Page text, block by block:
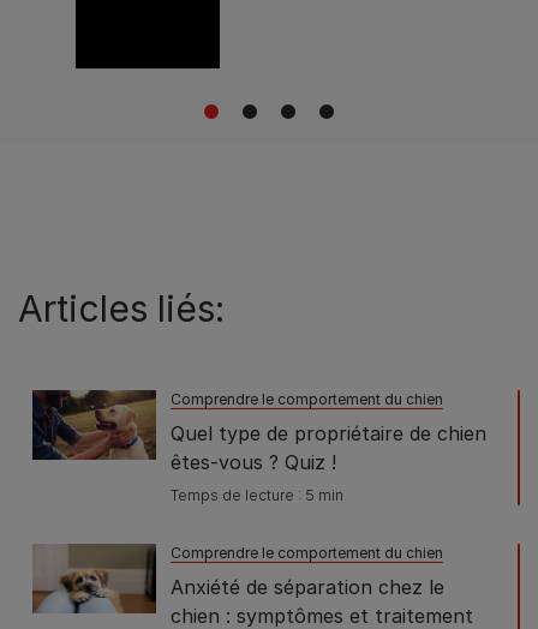
1 2 3 4
Articles liés:
Comprendre le comportement du chien
Quel type de propriétaire de chien
êtes-vous ? Quiz !
Temps de lecture : 5 min
Comprendre le comportement du chien
Anxiété de séparation chez le
chien : symptômes et traitement